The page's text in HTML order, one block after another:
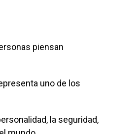
piensan
uno de los
la seguridad,